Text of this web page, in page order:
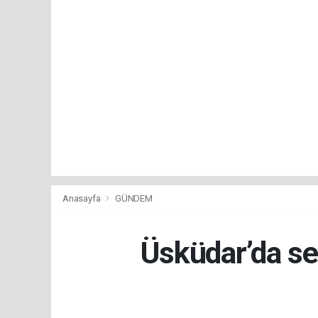
Anasayfa GÜNDEM
Üsküdar’da